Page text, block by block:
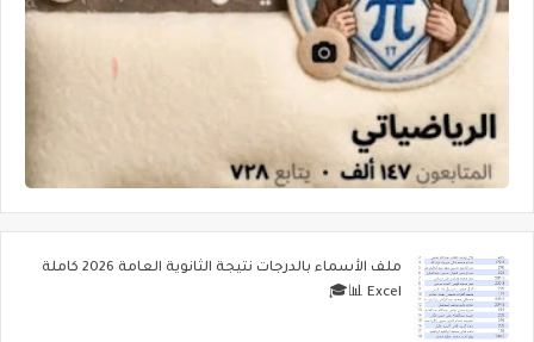
ملف الأسماء بالدرجات نتيجة الثانوية العامة 2026 كاملة
Excel 📊🎓